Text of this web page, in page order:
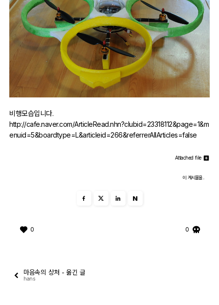
자유게시판
오프라인
질문 / 답변
가입인사
출사 여행기
비행모습입니다.
http://cafe.naver.com/ArticleRead.nhn?clubid=23318112&page=1&m
enuid=5&boardtype=L&articleid=266&referrerAllArticles=false
Attached file
이 게시물을..
N
0 0
마음속의 상처 - 옮긴 글
hans